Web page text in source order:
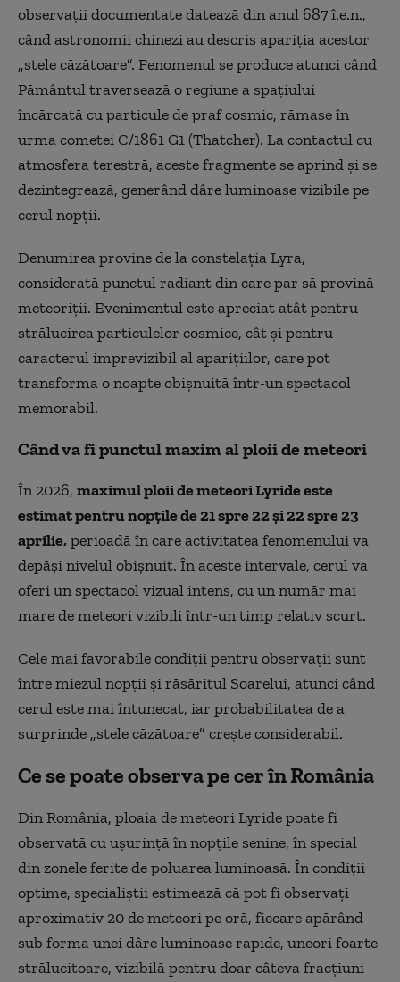
observații documentate datează din anul 687 î.e.n.,
când astronomii chinezi au descris apariția acestor
„stele căzătoare”. Fenomenul se produce atunci când
Pământul traversează o regiune a spațiului
încărcată cu particule de praf cosmic, rămase în
urma cometei C/1861 G1 (Thatcher). La contactul cu
atmosfera terestră, aceste fragmente se aprind și se
dezintegrează, generând dâre luminoase vizibile pe
cerul nopții.
Denumirea provine de la constelația Lyra,
considerată punctul radiant din care par să provină
meteoriții. Evenimentul este apreciat atât pentru
strălucirea particulelor cosmice, cât și pentru
caracterul imprevizibil al aparițiilor, care pot
transforma o noapte obișnuită într-un spectacol
memorabil.
Când va fi punctul maxim al ploii de meteori
În 2026, maximul ploii de meteori Lyride este
estimat pentru nopțile de 21 spre 22 și 22 spre 23
aprilie,perioadă în care activitatea fenomenului va
depăși nivelul obișnuit. În aceste intervale, cerul va
oferi un spectacol vizual intens, cu un număr mai
mare de meteori vizibili într-un timp relativ scurt.
Cele mai favorabile condiții pentru observații sunt
între miezul nopții și răsăritul Soarelui, atunci când
cerul este mai întunecat, iar probabilitatea de a
surprinde „stele căzătoare” crește considerabil.
Ce se poate observa pe cer în România
Din România, ploaia de meteori Lyride poate fi
observată cu ușurință în nopțile senine, în special
din zonele ferite de poluarea luminoasă. În condiții
optime, specialiștii estimează că pot fi observați
aproximativ 20 de meteori pe oră, fiecare apărând
sub forma unei dâre luminoase rapide, uneori foarte
strălucitoare, vizibilă pentru doar câteva fracțiuni